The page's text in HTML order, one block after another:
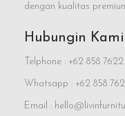
dengan kualitas
Hubungin Kami
Telphone : +62 858
Whatsapp : +62 858
Email :